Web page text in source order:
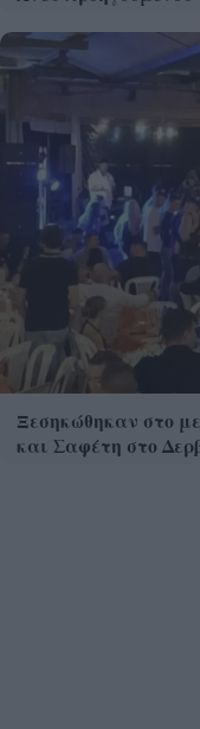
Ξεσηκώθηκαν στο
και Σαφέτη στο